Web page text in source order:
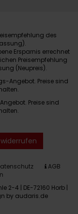
des
Ersparnis errechnet
Preisempfehlung
(Neupreis).
Angebot. Preise sind
Preise sind
AGB
2-4 | DE-72160 Horb |
by audaris.de